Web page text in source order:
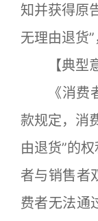
知并获得原
无理由退货
【典型意
《消费者
款规定，消
由退货”的
者与销售者
费者无法通